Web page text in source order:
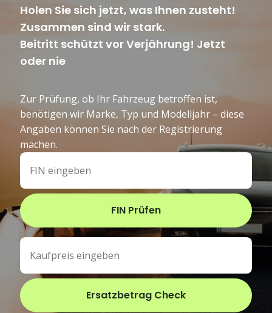
Holen Sie sich jetzt, was Ihnen zusteht!
Zusammen sind wir stark.
Beitritt schützt vor Verjährung! Jetzt
oder nie
Zur Prüfung, ob Ihr Fahrzeug betroffen ist,
benötigen wir Marke, Typ und Modelljahr – diese
Angaben können Sie nach der Registrierung
machen.
FIN Prüfen
Ersatzbetrag Check